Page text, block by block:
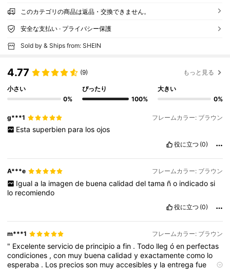
このカテゴリの商品は返品・交換できません。
安全な支払い · プライバシー保護
Sold by & Ships from: SHEIN
4.77 (9) もっと見る
小さい
0%
ぴったり
100%
大きい
0%
g***1 フレームカラー: ブラウン
Esta superbien para los ojos
役に立つ (0)
A***e フレームカラー: ブラウン
Igual a la imagen de buena calidad del tama ñ o indicado si
lo recomiendo
役に立つ (0)
m***1 フレームカラー: ブラウン
" Excelenteserviciode principioafin .Todo llegóen perfectas
condiciones ,con muy buenacalidadyexactamentecomo lo
esperaba . Los preciosson muyaccesiblesy laentregafue